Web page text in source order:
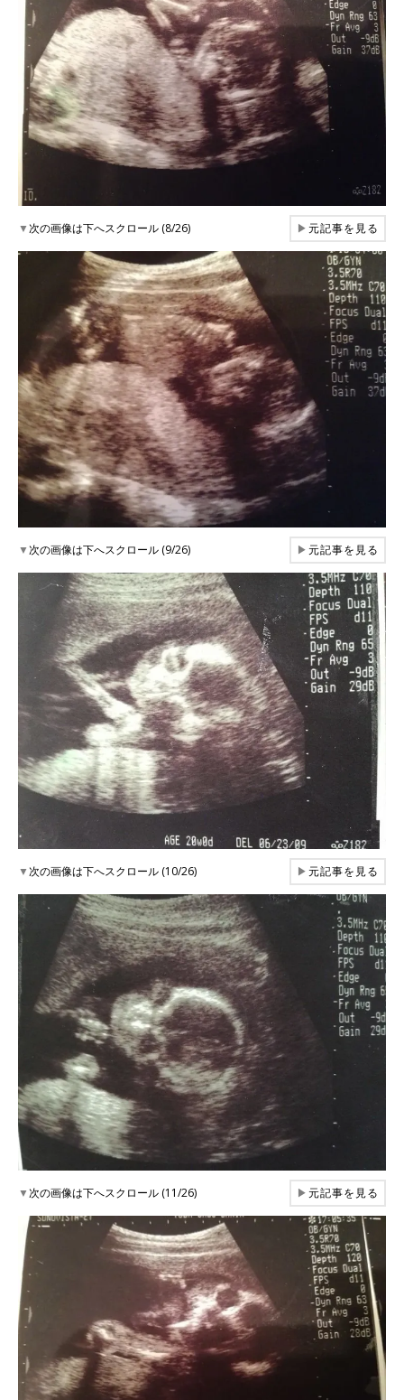
▼次の画像は下へスクロール (8/26) ▶元記事を見る
▼次の画像は下へスクロール (9/26) ▶元記事を見る
▼次の画像は下へスクロール (10/26) ▶元記事を見る
▼次の画像は下へスクロール (11/26) ▶元記事を見る